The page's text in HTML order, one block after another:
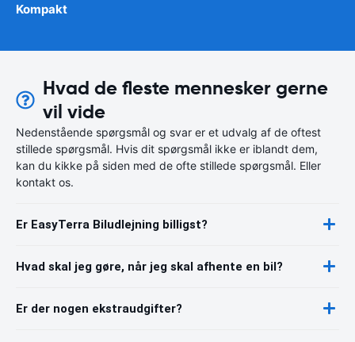
Kompakt
Hvad de fleste mennesker gerne
vil vide
Nedenstående spørgsmål og svar er et udvalg af de oftest
stillede spørgsmål. Hvis dit spørgsmål ikke er iblandt dem,
kan du kikke på siden med de ofte stillede spørgsmål. Eller
kontakt os.
Er EasyTerra Biludlejning billigst?
Hvad skal jeg gøre, når jeg skal afhente en bil?
Er der nogen ekstraudgifter?